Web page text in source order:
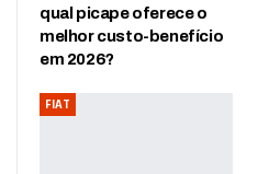
qual picape oferece o
melhor custo-benefício
em 2026?
FIAT